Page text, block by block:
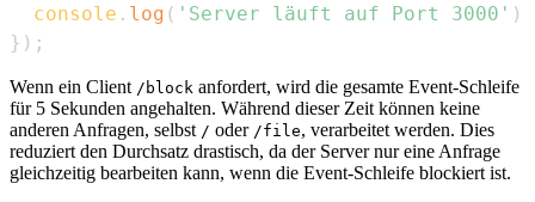
console . log ( 'Server läuft auf Port 3000' )
} ) ;
Wenn ein Client /block anfordert, wird die gesamte Event-Schleife
für 5 Sekunden angehalten. Während dieser Zeit können keine
anderen Anfragen, selbst / oder /file, verarbeitet werden. Dies
reduziert den Durchsatz drastisch, da der Server nur eine Anfrage
gleichzeitig bearbeiten kann, wenn die Event-Schleife blockiert ist.